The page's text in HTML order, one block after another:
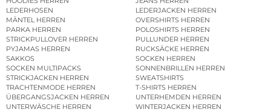
LEDERHOSEN
LEDERJACKEN HERREN
MÄNTEL HERREN
OVERSHIRTS HERREN
PARKA HERREN
POLOSHIRTS HERREN
STRICKPULLOVER HERREN
PULLUNDER HERREN
PYJAMAS HERREN
RUCKSÄCKE HERREN
SAKKOS
SOCKEN HERREN
SOCKEN MULTIPACKS
SONNENBRILLEN HERREN
STRICKJACKEN HERREN
SWEATSHIRTS
TRACHTENMODE HERREN
T-SHIRTS HERREN
ÜBERGANGSJACKEN HERREN
UNTERHEMDEN HERREN
UNTERWÄSCHE HERREN
WINTERJACKEN HERREN